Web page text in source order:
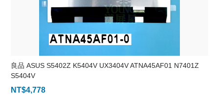
良品 ASUS S5402Z K5404V UX3404V ATNA45AF01 N7401Z
S5404V
NT$4,778